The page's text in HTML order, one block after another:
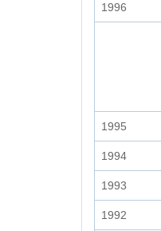
1996
1995
1994
1993
1992